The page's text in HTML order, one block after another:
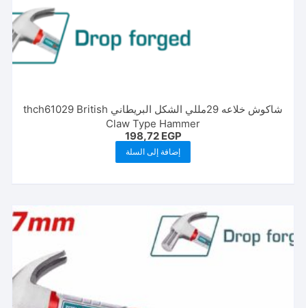
شاكوش خلاعه 29مللي الشكل البريطاني thch61029 British
Claw Type Hammer
198,72 EGP
إضافة إلى السلة